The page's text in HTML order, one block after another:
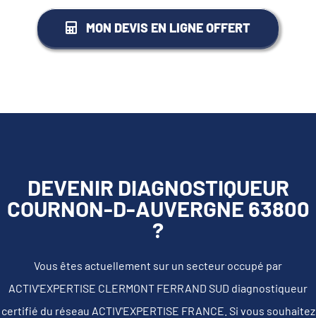
MON DEVIS EN LIGNE OFFERT
DEVENIR DIAGNOSTIQUEUR
COURNON-D-AUVERGNE 63800
?
Vous êtes actuellement sur un secteur occupé par
ACTIV'EXPERTISE CLERMONT FERRAND SUD diagnostiqueur
certifié du réseau ACTIV'EXPERTISE FRANCE. Si vous souhaitez